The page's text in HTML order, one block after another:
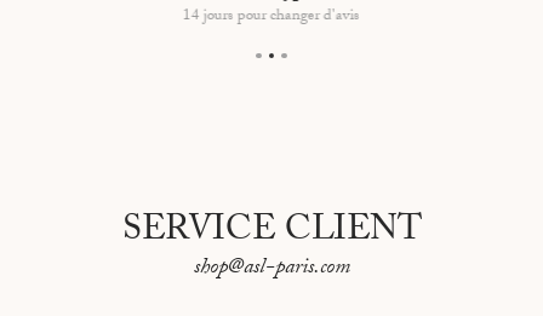
14 jours pour changer d'avis
SERVICE CLIENT
shop@asl-paris.com